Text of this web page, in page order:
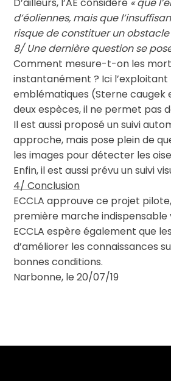
d’éoliennes, mais que
risque de constituer un
8/ Une dernière question se
Comment mesure-t-on les
instantanément ? Ici
emblématiques (Sterne caugek
deux espèces, il ne permet pas
Il est aussi proposé un suivi
approche, mais pose plein de
les images pour détecter les
Enfin, il est aussi prévu un suivi
4/ Conclusion
ECCLA approuve ce projet pilote,
première marche
ECCLA espère également que
d’améliorer les connaissances
bonnes conditions.
Narbonne, le 20/07/19